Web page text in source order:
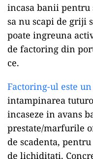
incasa banii pentru
sa nu scapi de griji
poate ingreuna
de factoring din
ce.
Factoring-ul este
intampinarea
incaseze in avans
prestate/marfurile
de scadenta,
de lichiditati.